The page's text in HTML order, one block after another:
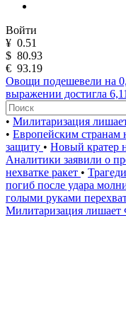
Войти
¥ 0.51
$ 80.93
€ 93.19
Овощи подешевели на
выражении достигла
• Милитаризация
• Европейским странам
защиту • Новый кратер
Аналитики заявили о
нехватке ракет •
погиб после удара
голыми руками
Милитаризация лишает